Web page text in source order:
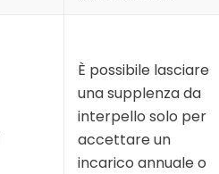
È possibile lasciare
una supplenza da
interpello solo per
accettare un
incarico annuale o